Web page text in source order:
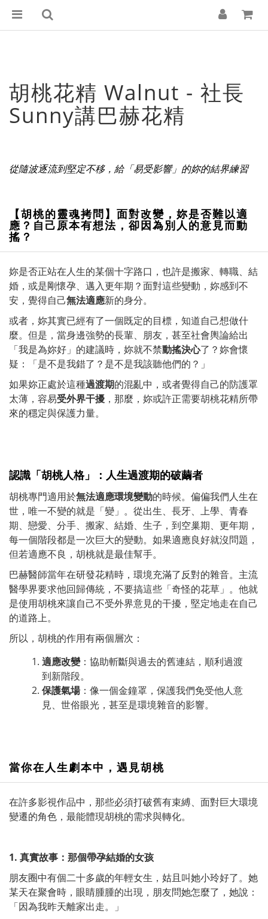
胡桃花精 Walnut - 社長
Sunny講巴赫花精
從隨波逐流到堅定不移，給「易受影響」的妳的結界練習
【胡桃的靈魂拷問】面對改變，妳是否難以適
應？自己原本有想法，卻因為別人的意見而動
搖？
妳是否正站在人生的某個十字路口，也許是搬家、轉職、結
婚，或是剛懷孕、邁入更年期？面對這些變動，妳感到不
安，覺得自己無法適應新的身分。
或者，妳其實已經有了一個既定的目標，知道自己想做什
麼。但是，當身邊強勢的長輩、朋友，甚至社會輿論給出
「我是為妳好」的建議時，妳就不禁動搖決心了？妳會懷
疑：「是不是我錯了？是不是我該聽他們的？」
如果妳正處於這種過渡期的混亂中，或者覺得自己的防護罩
太薄，容易受外界干擾 ，那麼，妳或許正需要胡桃花精所帶
來的穩定與保護力量。
認識「胡桃人格」：人生過渡期的破繭者
胡桃專門適用於無法適應環境變動的時候。偏偏我們人生在
世，唯一不變的就是「變」。從出生、長牙、上學、青春
期、戀愛、分手、搬家、結婚、生子，到空巢期、更年期，
每一個階段都是一次巨大的變動。如果適應良好就沒問題，
但若適應不良，胡桃就是最佳幫手。
巴赫醫師當年在研發花精時，環境充滿了反對的雜音。主流
醫學界要求他回歸傳統，不要搞這些「奇怪的花草」。他就
是使用胡桃來讓自己不受外界意見的干擾，堅定地走在自己
的道路上。
所以，胡桃的作用有兩個層次：
適應改變：協助斬斷與過去的舊連結，順利過渡
到新階段。
保護氣場：像一個金鐘罩，保護我們免受他人意
見、世俗眼光，甚至是環境雜音的影響。
當你在人生劇本中，遇見胡桃
在許多影視作品中，那些必須打破舊有束縛、面對巨大環境
變遷的角色，最能體現胡桃的需求與轉化。
1. 真實故事：那個帶孕結婚的女孩
朋友圈中有個二十多歲的年輕女生，姑且叫她小玲好了。她
某天在聚會時，眼睛腫腫的出現，朋友問她怎麼了，她說：
「因為我昨天離家出走。」